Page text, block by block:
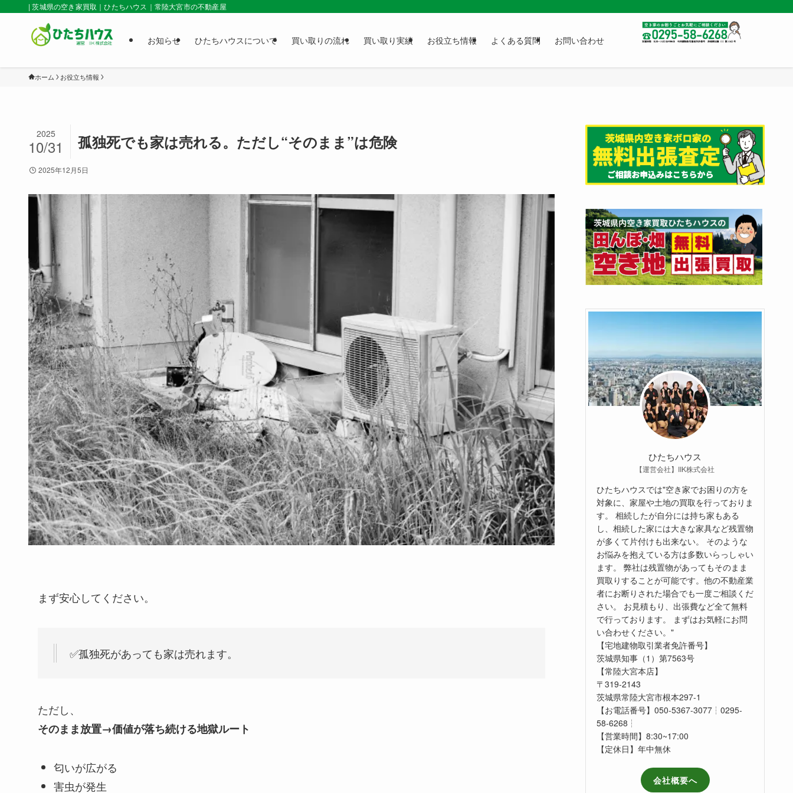
| 茨城県の空き家買取｜ひたちハウス｜常陸大宮市の不動産屋
お知らせ ひたちハウスについて 買い取りの流れ 買い取り実績 お役立ち情報 よくある質問 お問い合わせ
ホーム お役立ち情報
孤独死でも家は売れる。ただし“そのまま”は危険
2025
10/31
2025年12月5日
まず安心してください。
✅孤独死があっても家は売れます。
ただし、
そのまま放置→価値が落ち続ける地獄ルート
匂いが広がる
害虫が発生
ひたちハウス
【運営会社】IIK株式会社
ひたちハウスでは"空き家でお困りの方を
対象に、家屋や土地の買取を行っておりま
す。 相続したが自分には持ち家もある
し、相続した家には大きな家具など残置物
が多くて片付けも出来ない。 そのような
お悩みを抱えている方は多数いらっしゃい
ます。 弊社は残置物があってもそのまま
買取りすることが可能です。他の不動産業
者にお断りされた場合でも一度ご相談くだ
さい。 お見積もり、出張費など全て無料
で行っております。 まずはお気軽にお問
い合わせください。"
【宅地建物取引業者免許番号】
茨城県知事（1）第7563号
【常陸大宮本店】
〒319-2143
茨城県常陸大宮市根本297-1
【お電話番号】050-5367-3077┆0295-
58-6268┆
【営業時間】8:30~17:00
【定休日】年中無休
会社概要へ